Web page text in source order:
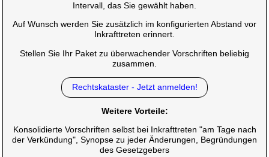
Intervall, das Sie gewählt haben.
Auf Wunsch werden Sie zusätzlich im konfigurierten Abstand vor
Inkrafttreten erinnert.
Stellen Sie Ihr Paket zu überwachender Vorschriften beliebig
zusammen.
Rechtskataster - Jetzt anmelden!
Weitere Vorteile:
Konsolidierte Vorschriften selbst bei Inkrafttreten "am Tage nach
der Verkündung", Synopse zu jeder Änderungen, Begründungen
des Gesetzgebers